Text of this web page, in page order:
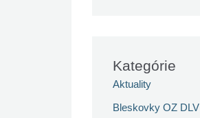
Kategórie
Aktuality
Bleskovky OZ DLV